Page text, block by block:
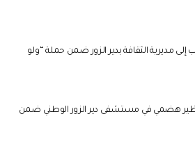
كتاب إلى مديرية الثقافة بدير الزور ضمن حملة “ولو
تنظير هضمي في مستشفى دير الزور الوطني ضمن